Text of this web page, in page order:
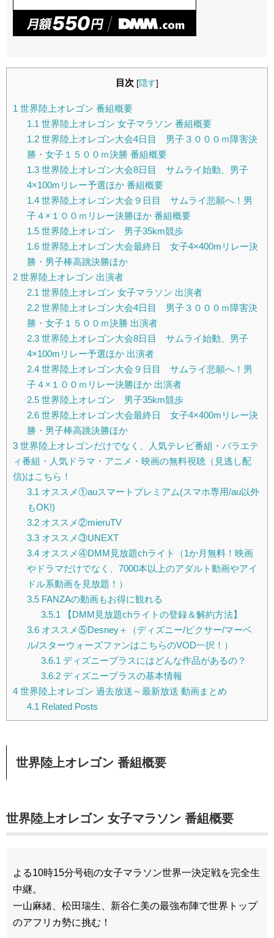
目次 [隠す]
1 世界陸上オレゴン 番組概要
1.1 世界陸上オレゴン 女子マラソン 番組概要
1.2世界陸上オレゴン大会4日目 男子３０００ｍ障害決
勝・女子１５００ｍ決勝 番組概要
1.3世界陸上オレゴン大会8日目 サムライ始動、男子
4×100mリレー予選ほか 番組概要
1.4世界陸上オレゴン大会９日目 サムライ悲願へ！男
子４×１００ｍリレー決勝ほか 番組概要
1.5世界陸上オレゴン 男子35km競歩
1.6世界陸上オレゴン大会最終日 女子4×400mリレー決
勝・男子棒高跳決勝ほか
2 世界陸上オレゴン 出演者
2.1 世界陸上オレゴン 女子マラソン 出演者
2.2世界陸上オレゴン大会4日目 男子３０００ｍ障害決
勝・女子１５００ｍ決勝 出演者
2.3世界陸上オレゴン大会8日目 サムライ始動、男子
4×100mリレー予選ほか 出演者
2.4世界陸上オレゴン大会９日目 サムライ悲願へ！男
子４×１００ｍリレー決勝ほか 出演者
2.5世界陸上オレゴン 男子35km競歩
2.6世界陸上オレゴン大会最終日 女子4×400mリレー決
勝・男子棒高跳決勝ほか
3 世界陸上オレゴンだけでなく、人気テレビ番組・バラエテ
ィ番組・人気ドラマ・アニメ・映画の無料視聴（見逃し配
信)はこちら！
3.1 オススメ①auスマートプレミアム(スマホ専用/au以外
もOK!)
3.2オススメ②mieruTV
3.3オススメ③UNEXT
3.4オススメ④DMM見放題chライト（1か月無料！映画
やドラマだけでなく、7000本以上のアダルト動画やアイ
ドル系動画を見放題！）
3.5FANZAの動画もお得に観れる
3.5.1 【DMM見放題chライトの登録＆解約方法】
3.6オススメ⑤Desney＋（ディズニー/ピクサー/マーベ
ル/スターウォーズファンはこちらのVOD一択！）
3.6.1 ディズニープラスにはどんな作品があるの？
3.6.2ディズニープラスの基本情報
4 世界陸上オレゴン 過去放送～最新放送 動画まとめ
4.1 Related Posts
世界陸上オレゴン 番組概要
世界陸上オレゴン 女子マラソン 番組概要
よる10時15分号砲の女子マラソン世界一決定戦を完全生
中継。
一山麻緒、松田瑞生、新谷仁美の最強布陣で世界トップ
のアフリカ勢に挑む！